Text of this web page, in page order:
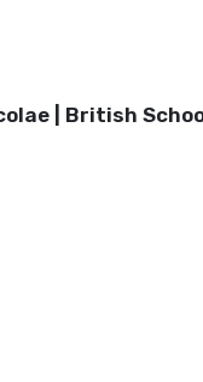
| British